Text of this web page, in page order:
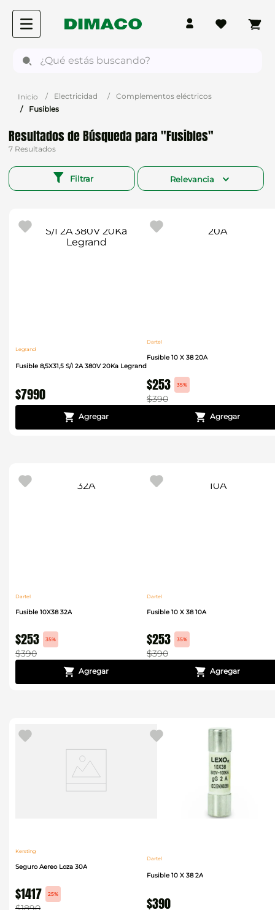
Electricidad
Complementos eléctricos
Fusibles
Fusibles
7
Filtrar Relevancia
Legrand
Fusible 8,5X31,5 S/I 2A 380V 20Ka Legrand
$7990
Dartel
Fusible 10 X 38 20A
$253 35%
$390
Dartel
Fusible 10X38 32A
$253 35%
$390
Dartel
Fusible 10 X 38 10A
$253 35%
$390
Kersting
Seguro Aereo Loza 30A
$1417 25%
Dartel
Fusible 10 X 38 2A
$390